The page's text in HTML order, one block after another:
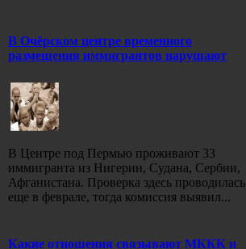
В Очёрском центре временного
размещения иммигрантов нарушают
В Центре под Пермью проживают 33
иммигранта из Нигерии, Судана, Сербии,
Афганистана. Проверка здесь проводилась
еще в феврале, тогда комиссия выявил...
Какие отношения связывают МККК и